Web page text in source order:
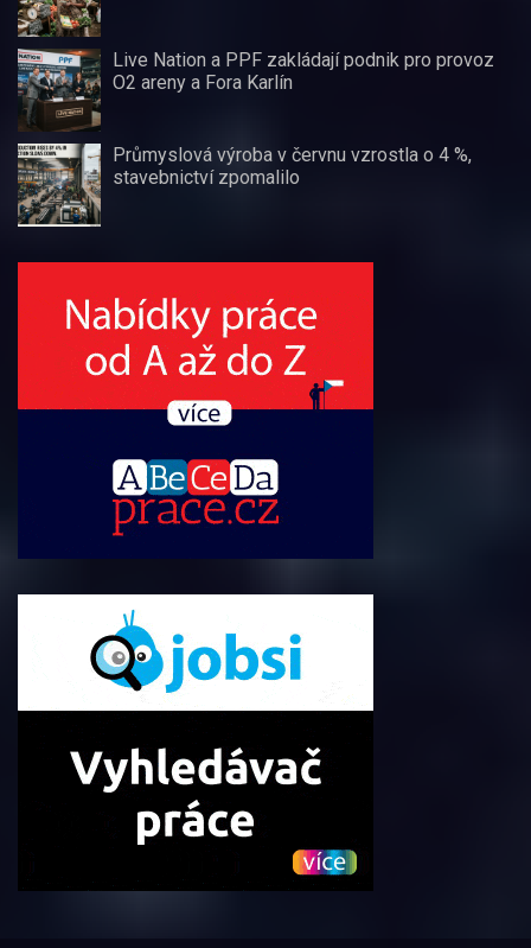
Live Nation a PPF zakládají podnik pro provoz
O2 areny a Fora Karlín
Průmyslová výroba v červnu vzrostla o 4 %,
stavebnictví zpomalilo